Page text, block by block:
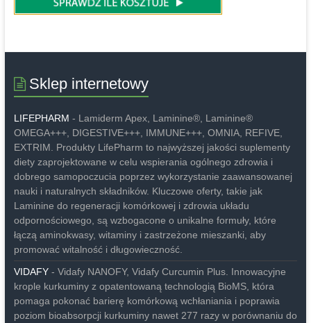
Sklep internetowy
LIFEPHARM - Lamiderm Apex, Laminine®, Laminine®
OMEGA+++, DIGESTIVE+++, IMMUNE+++, OMNIA, REFIVE,
EXTRIM. Produkty LifePharm to najwyższej jakości suplementy
diety zaprojektowane w celu wspierania ogólnego zdrowia i
dobrego samopoczucia poprzez wykorzystanie zaawansowanej
nauki i naturalnych składników. Kluczowe oferty, takie jak
Laminine do regeneracji komórkowej i zdrowia układu
odpornościowego, są wzbogacone o unikalne formuły, które
łączą aminokwasy, witaminy i zastrzeżone mieszanki, aby
promować witalność i długowieczność.
VIDAFY- Vidafy NANOFY, Vidafy Curcumin Plus. Innowacyjne
krople kurkuminy z opatentowaną technologią BioMS, która
pomaga pokonać barierę komórkową wchłaniania i poprawia
poziom bioabsorpcji kurkuminy nawet 277 razy w porównaniu do